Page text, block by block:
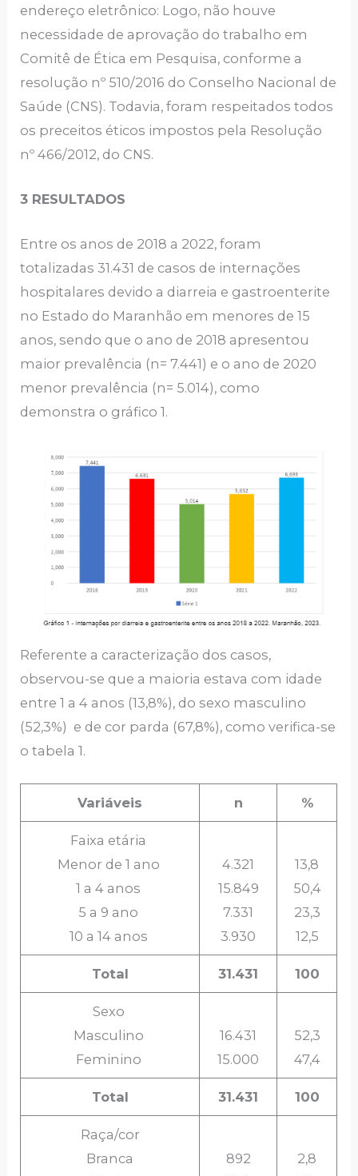
endereço eletrônico: Logo, não houve
necessidade de aprovação do trabalho em
Comitê de Ética em Pesquisa, conforme a
resolução nº 510/2016 do Conselho Nacional de
Saúde (CNS). Todavia, foram respeitados todos
os preceitos éticos impostos pela Resolução
nº 466/2012, do CNS.
3 RESULTADOS
Entre os anos de 2018 a 2022, foram
totalizadas 31.431 de casos de internações
hospitalares devido a diarreia e gastroenterite
no Estado do Maranhão em menores de 15
anos, sendo que o ano de 2018 apresentou
maior prevalência (n= 7.441) e o ano de 2020
menor prevalência (n= 5.014), como
demonstra o gráfico 1.
Referente a caracterização dos casos,
observou-se que a maioria estava com idade
entre 1 a 4 anos (13,8%), do sexo masculino
(52,3%) e de cor parda (67,8%), como verifica-se
o tabela 1.
Variáveis n %
Faixa etária
Menor de 1 ano
1 a 4 anos
5 a 9 ano
10 a 14 anos
4.321
15.849
7.331
3.930
13,8
50,4
23,3
12,5
Total 31.431 100
Sexo
Masculino
Feminino
16.431
15.000
52,3
47,4
Total 31.431 100
Raça/cor
Branca
892
2,8